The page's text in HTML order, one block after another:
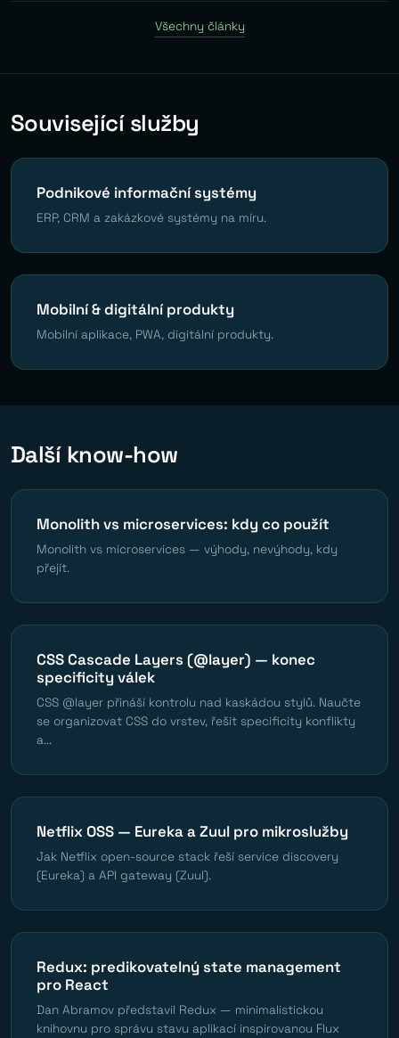
Všechny články
Související služby
Podnikové informační systémy
ERP, CRM a zakázkové systémy na míru.
Mobilní & digitální produkty
Mobilní aplikace, PWA, digitální produkty.
Další know-how
Monolith vs microservices: kdy co použít
Monolith vs microservices — výhody, nevýhody, kdy
přejít.
CSS Cascade Layers (@layer) — konec
specificity válek
CSS @layer přináší kontrolu nad kaskádou stylů. Naučte
se organizovat CSS do vrstev, řešit specificity konflikty
a...
Netflix OSS — Eureka a Zuul pro mikroslužby
Jak Netflix open-source stack řeší service discovery
(Eureka) a API gateway (Zuul).
Redux: predikovatelný state management
pro React
Dan Abramov představil Redux — minimalistickou
knihovnu pro správu stavu aplikací inspirovanou Flux